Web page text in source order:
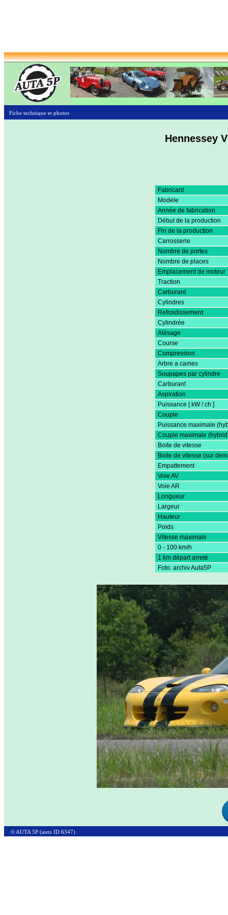
Fiche technique et photos
Hennessey
Fabricant
Modele
Année de fabrication
Début de la production
Fin de la production
Carrosserie
Nombre de portes
Nombre de places
Emplacement de moteur
Traction
Carburant
Cylindres
Refroidissement
Cylindrée
Alésage
Course
Compression
Arbre a cames
Soupapes par cylindre
Carburant
Aspiration
Puissance [ kW / ch ]
Couple
Puissance maximale
Couple maximale
Boite de vitesse
Boite de vitesse (sur
Empattement
Voie AV
Voie AR
Longueur
Largeur
Hauteur
Poids
Vitesse maximale
0 - 100 km/h
1 km départ arreté
Foto: archiv Auta5P
© AUTA 5P (auto ID 6347)